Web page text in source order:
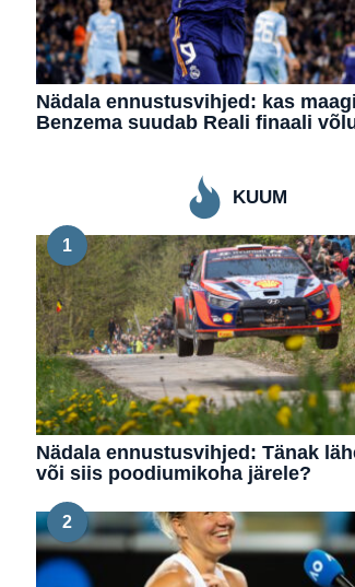
Nädala ennustusvihjed: kas
Benzema suudab Reali finaali
KUUM
1
Nädala ennustusvihjed: Tänak
või siis poodiumikoha järele?
2